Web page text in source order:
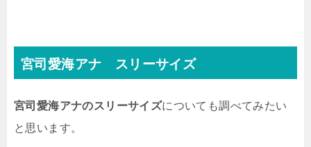
宮司愛海アナ スリーサイズ
宮司愛海アナのスリーサイズについても調べてみたい
と思います。